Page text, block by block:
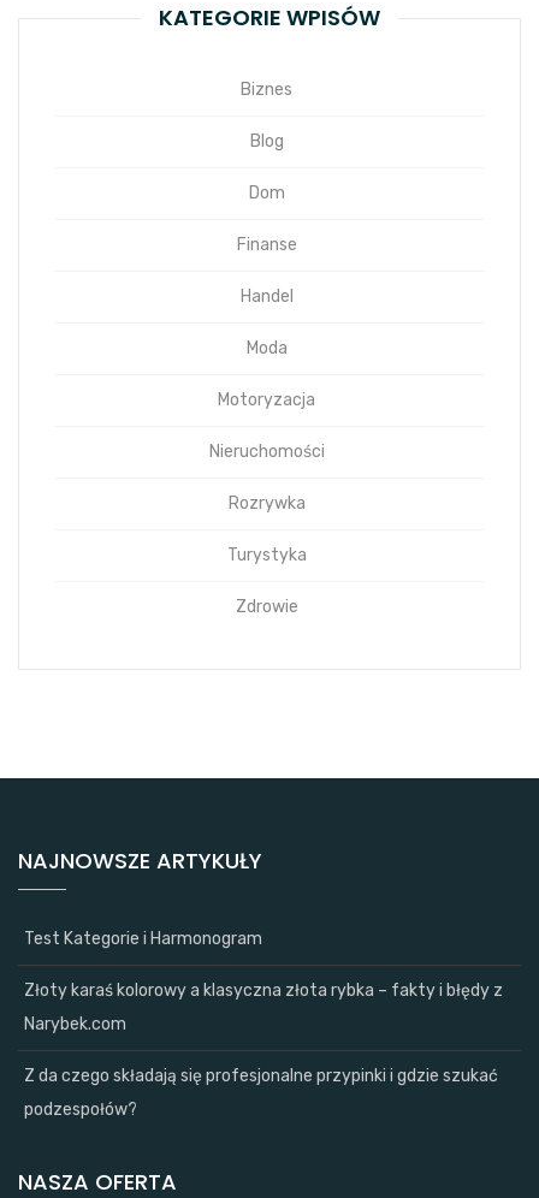
KATEGORIE WPISÓW
Biznes
Blog
Dom
Finanse
Handel
Moda
Motoryzacja
Nieruchomości
Rozrywka
Turystyka
Zdrowie
NAJNOWSZE ARTYKUŁY
Test Kategorie i Harmonogram
Złoty karaś kolorowy a klasyczna złota rybka – fakty i błędy z
Narybek.com
Z da czego składają się profesjonalne przypinki i gdzie szukać
podzespołów?
NASZA OFERTA